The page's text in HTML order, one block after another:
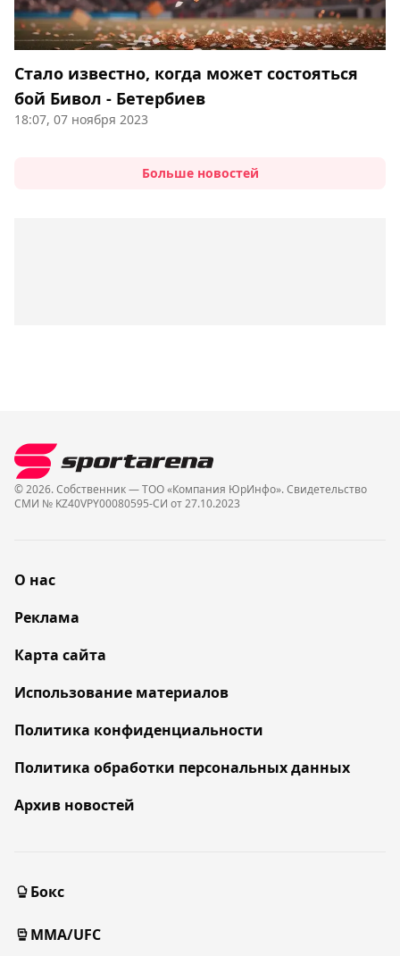
Стало известно, когда может состояться
бой Бивол - Бетербиев
18:07, 07 ноября 2023
Больше новостей
© 2026. Собственник — ТОО «Компания ЮрИнфо». Cвидетельство
СМИ № KZ40VPY00080595-СИ от 27.10.2023
О нас
Реклама
Карта сайта
Использование материалов
Политика конфиденциальности
Политика обработки персональных данных
Архив новостей
Бокс
MMA/UFC